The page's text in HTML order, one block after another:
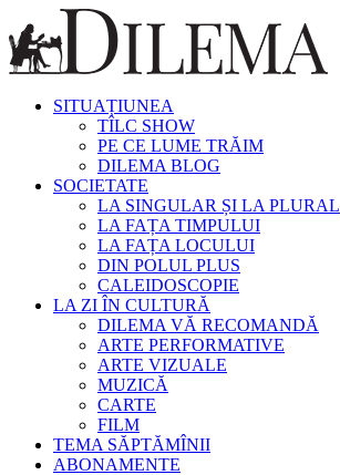
SITUAȚIUNEA
TÎLC SHOW
PE CE LUME TRĂIM
DILEMA BLOG
SOCIETATE
LA SINGULAR ȘI LA PLURAL
LA FAȚA TIMPULUI
LA FAȚA LOCULUI
DIN POLUL PLUS
CALEIDOSCOPIE
LA ZI ÎN CULTURĂ
DILEMA VĂ RECOMANDĂ
ARTE PERFORMATIVE
ARTE VIZUALE
MUZICĂ
CARTE
FILM
TEMA SĂPTĂMÎNII
ABONAMENTE